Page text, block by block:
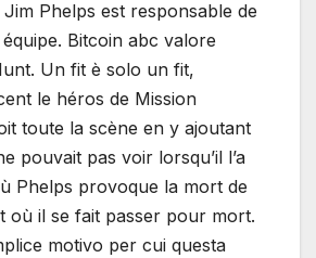
Phelps est responsable de
Bitcoin abc valore
Un fit è solo un fit,
le héros de Mission
toute la scène en y ajoutant
pouvait pas voir lorsqu’il l’a
Phelps provoque la mort de
où il se fait passer pour mort.
motivo per cui questa